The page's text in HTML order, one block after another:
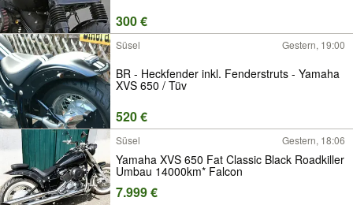
300 €
Süsel Gestern, 19:00
BR - Heckfender inkl. Fenderstruts - Yamaha
XVS 650 / Tüv
520 €
Süsel Gestern, 18:06
Yamaha XVS 650 Fat Classic Black Roadkiller
Umbau 14000km* Falcon
7.999 €